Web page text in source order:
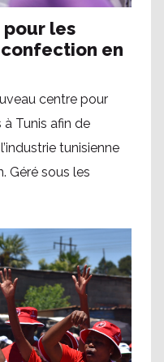
pour les
en
centre pour
Tunis afin de
tunisienne
Géré sous les